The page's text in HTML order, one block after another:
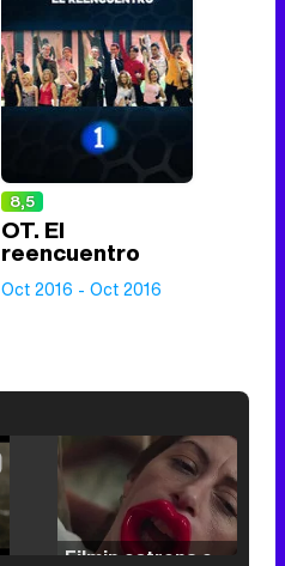
8,5
OT. El
reencuentro
Oct 2016 - Oct 2016
/